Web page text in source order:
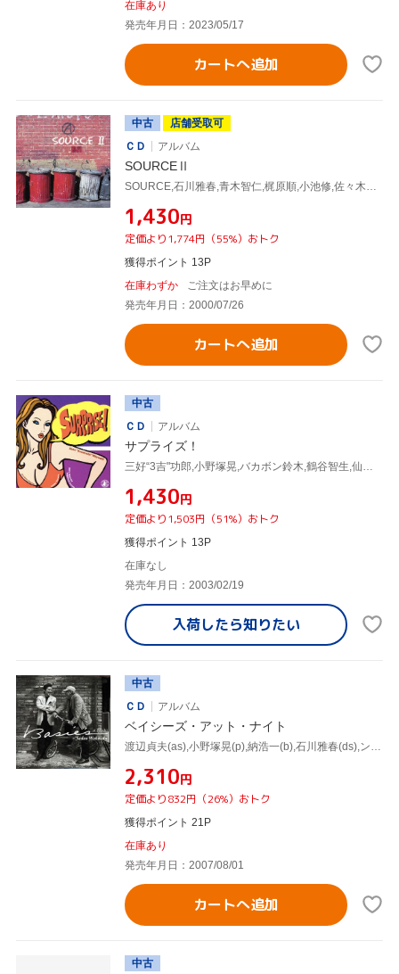
在庫あり
発売年月日：2023/05/17
カートへ追加
中古
店舗受取可
ＣＤ
アルバム
SOURCEⅡ
¥1,430円
定価より1,774円（55%）おトク
獲得ポイント 13P
在庫わずか
ご注文はお早めに
発売年月日：2000/07/26
カートへ追加
中古
ＣＤ
アルバム
サプライズ！
¥1,430円
定価より1,503円（51%）おトク
獲得ポイント 13P
在庫なし
発売年月日：2003/02/19
入荷したら知りたい
中古
ＣＤ
アルバム
ベイシーズ・アット・ナイト
¥2,310円
定価より832円（26%）おトク
獲得ポイント 21P
在庫あり
発売年月日：2007/08/01
カートへ追加
中古